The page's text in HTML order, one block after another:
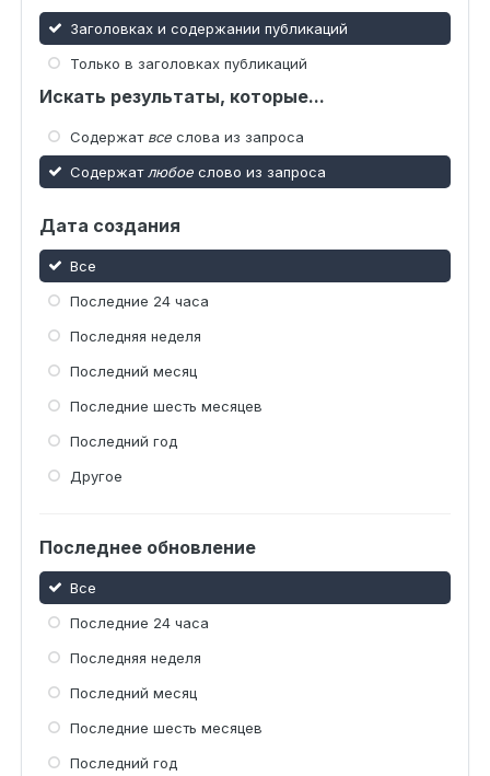
Заголовках и содержании публикаций
Только в заголовках публикаций
Искать результаты, которые...
Содержат все слова из запроса
Содержат любое слово из запроса
Дата создания
Все
Последние 24 часа
Последняя неделя
Последний месяц
Последние шесть месяцев
Последний год
Другое
Последнее обновление
Все
Последние 24 часа
Последняя неделя
Последний месяц
Последние шесть месяцев
Последний год